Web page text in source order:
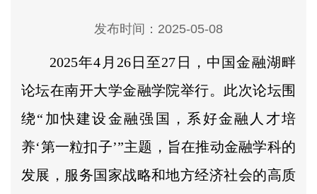
发布时间：2025-05-08
2025年4月26日至27日，中国金融湖畔
论坛在南开大学金融学院举行。此次论坛围
绕“加快建设金融强国，系好金融人才培
养‘第一粒扣子’”主题，旨在推动金融学科的
发展，服务国家战略和地方经济社会的高质